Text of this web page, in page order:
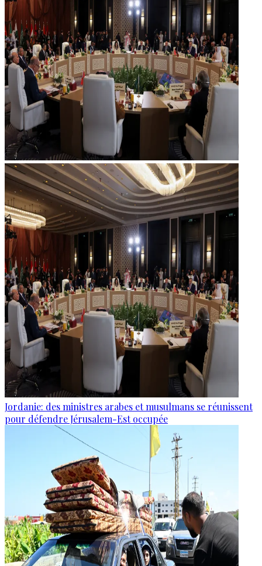
Jordanie: des ministres arabes et musulmans se réunissent
pour défendre Jérusalem-Est occupée